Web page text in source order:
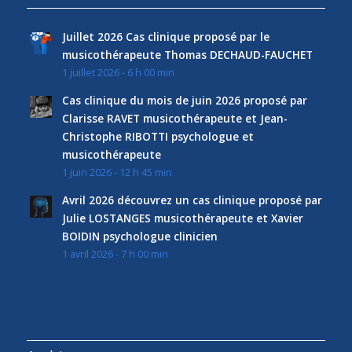
Juillet 2026 Cas clinique proposé par le
musicothérapeute Thomas DECHAUD-FAUCHET
1 juillet 2026 - 6 h 00 min
Cas clinique du mois de juin 2026 proposé par
Clarisse RAVET musicothérapeute et Jean-
Christophe RIBOTTI psychologue et
musicothérapeute
1 juin 2026 - 12 h 45 min
Avril 2026 découvrez un cas clinique proposé par
Julie LOSTANGES musicothérapeute et Xavier
BOIDIN psychologue clinicien
1 avril 2026 - 7 h 00 min